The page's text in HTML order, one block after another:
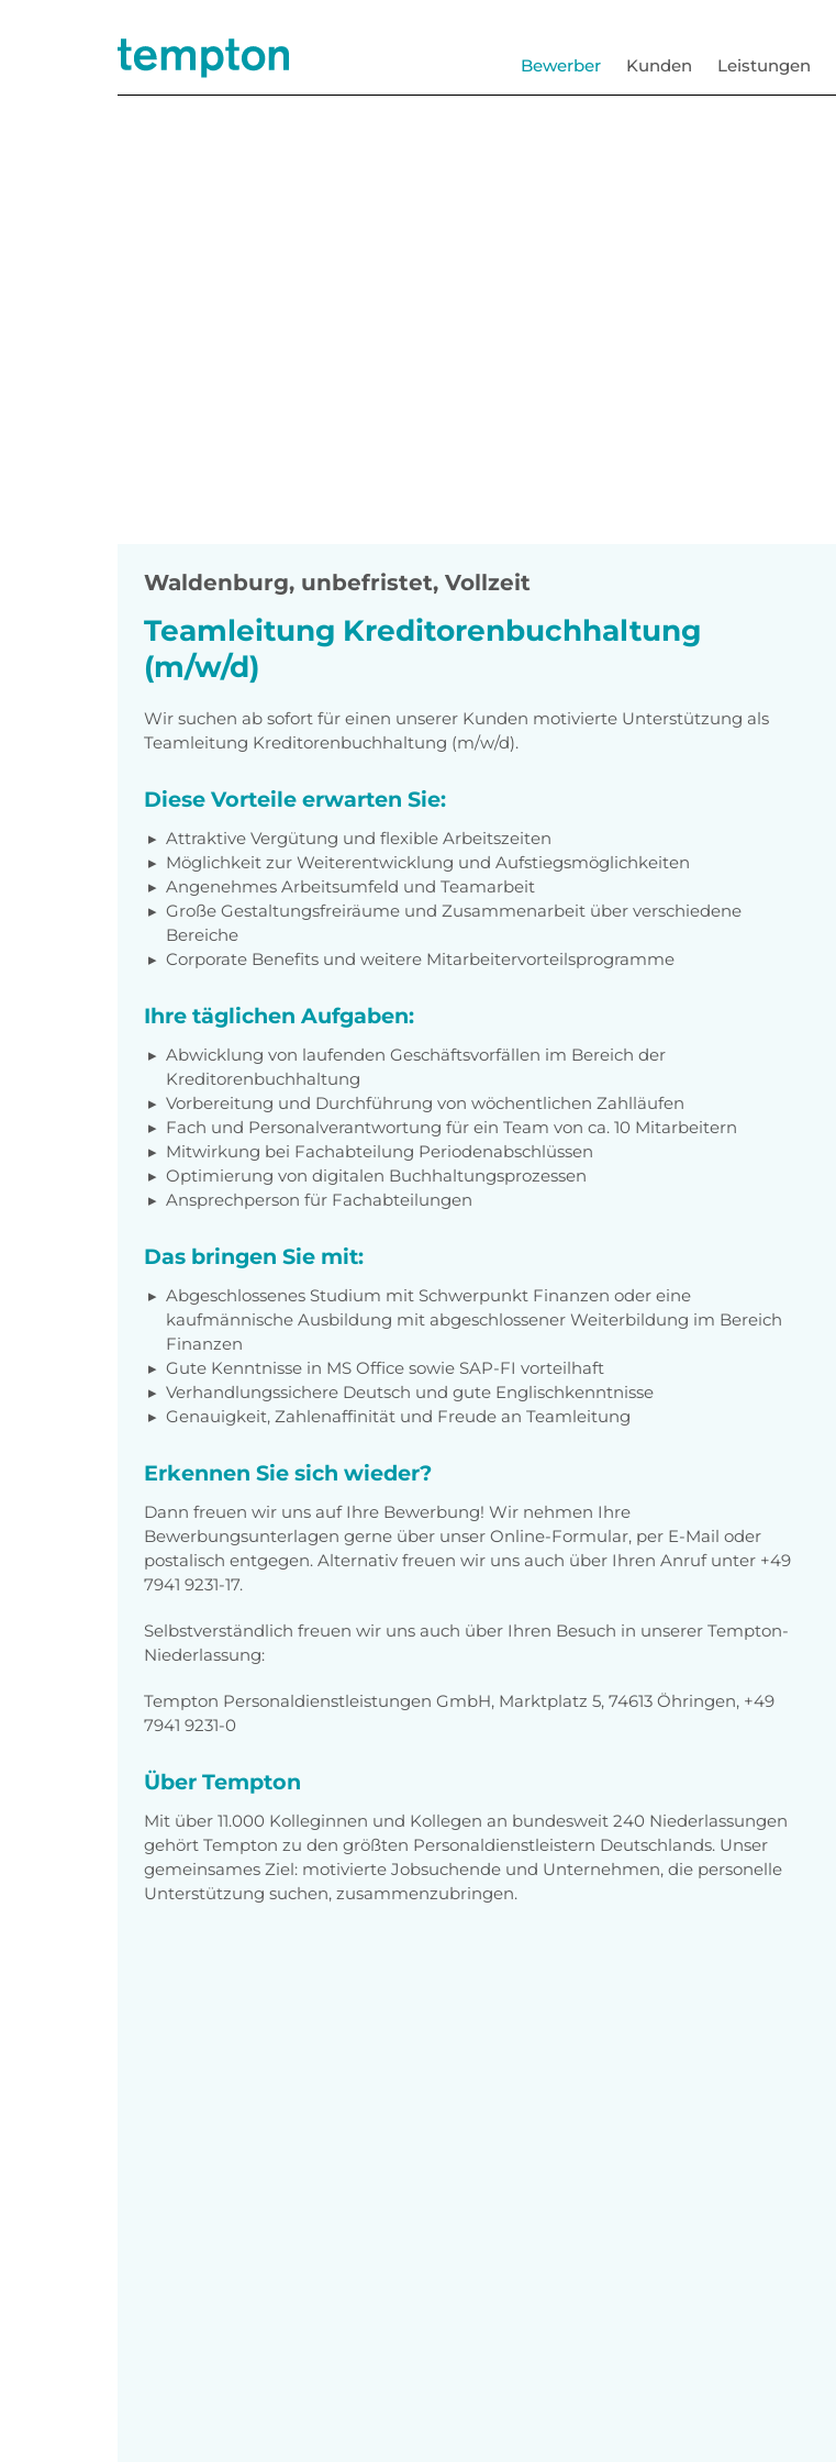
Bewerber Kunden Leistungen
Waldenburg, unbefristet, Vollzeit
Teamleitung Kreditorenbuchhaltung
(m/w/d)
Wir suchen ab sofort für einen unserer Kunden motivierte Unterstützung als
Teamleitung Kreditorenbuchhaltung (m/w/d).
Diese Vorteile erwarten Sie:
Attraktive Vergütung und flexible Arbeitszeiten
Möglichkeit zur Weiterentwicklung und Aufstiegsmöglichkeiten
Angenehmes Arbeitsumfeld und Teamarbeit
Große Gestaltungsfreiräume und Zusammenarbeit über verschiedene
Bereiche
Corporate Benefits und weitere Mitarbeitervorteilsprogramme
Ihre täglichen Aufgaben:
Abwicklung von laufenden Geschäftsvorfällen im Bereich der
Kreditorenbuchhaltung
Vorbereitung und Durchführung von wöchentlichen Zahlläufen
Fach und Personalverantwortung für ein Team von ca. 10 Mitarbeitern
Mitwirkung bei Fachabteilung Periodenabschlüssen
Optimierung von digitalen Buchhaltungsprozessen
Ansprechperson für Fachabteilungen
Das bringen Sie mit:
Abgeschlossenes Studium mit Schwerpunkt Finanzen oder eine
kaufmännische Ausbildung mit abgeschlossener Weiterbildung im Bereich
Finanzen
Gute Kenntnisse in MS Office sowie SAP-FI vorteilhaft
Verhandlungssichere Deutsch und gute Englischkenntnisse
Genauigkeit, Zahlenaffinität und Freude an Teamleitung
Erkennen Sie sich wieder?
Dann freuen wir uns auf Ihre Bewerbung! Wir nehmen Ihre
Bewerbungsunterlagen gerne über unser Online-Formular, per E-Mail oder
postalisch entgegen. Alternativ freuen wir uns auch über Ihren Anruf unter +49
7941 9231-17.
Selbstverständlich freuen wir uns auch über Ihren Besuch in unserer Tempton-
Niederlassung:
Tempton Personaldienstleistungen GmbH, Marktplatz 5, 74613 Öhringen, +49
7941 9231-0
Über Tempton
Mit über 11.000 Kolleginnen und Kollegen an bundesweit 240 Niederlassungen
gehört Tempton zu den größten Personaldienstleistern Deutschlands. Unser
gemeinsames Ziel: motivierte Jobsuchende und Unternehmen, die personelle
Unterstützung suchen, zusammenzubringen.